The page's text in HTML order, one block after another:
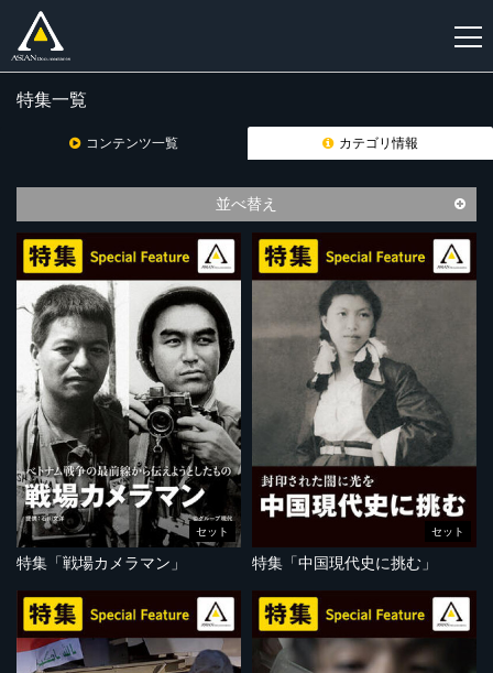
登
特集一覧
コンテンツ一覧 カテゴリ情報
並べ替え
セット
特集「戦場カメラマン」
セット
特集「中国現代史に挑む」